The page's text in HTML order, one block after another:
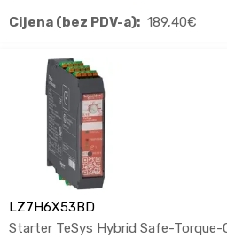
Cijena (bez PDV-a): 189,40€
LZ7H6X53BD
Starter TeSys Hybrid Safe-Torque-